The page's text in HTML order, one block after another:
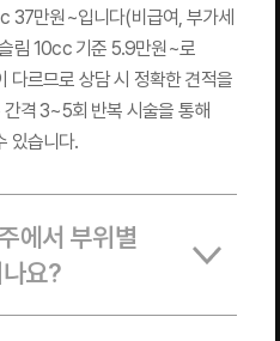
만원~입니다(비급여, 부가세
림 10cc 기준 5.9만원~로
다르므로 상담 시 정확한 견적을
격 3~5회 반복 시술을 통해
있습니다.
에서 부위별
요?